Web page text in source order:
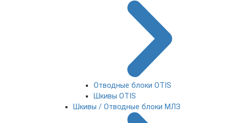
Отводные блоки OTIS
Шкивы OTIS
Шкивы / Отводные блоки МЛЗ